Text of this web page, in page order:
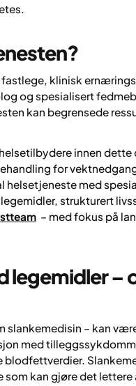
fastlege, klinisk
og spesialisert
kan begrensede
innen
for
helsetjeneste med
strukturert
– med fokus på
legemidler –
slankemedisin – kan
med
kan gjøre det